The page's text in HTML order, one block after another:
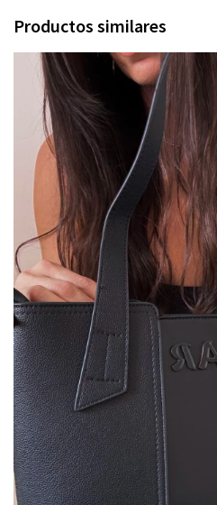
Productos similares